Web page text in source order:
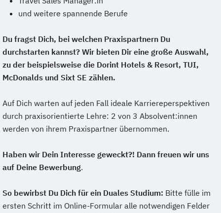
und weitere spannende Berufe
Du fragst Dich, bei welchen Praxispartnern Du
durchstarten kannst? Wir bieten Dir eine große Auswahl,
zu der beispielsweise die Dorint Hotels & Resort, TUI,
McDonalds und Sixt SE zählen.
Auf Dich warten auf jeden Fall ideale Karriereperspektiven
durch praxisorientierte Lehre: 2 von 3 Absolvent:innen
werden von ihrem Praxispartner übernommen.
Haben wir Dein Interesse geweckt?! Dann freuen wir uns
auf Deine Bewerbung.
So bewirbst Du Dich für ein Duales Studium: Bitte fülle im
ersten Schritt im Online-Formular alle notwendigen Felder